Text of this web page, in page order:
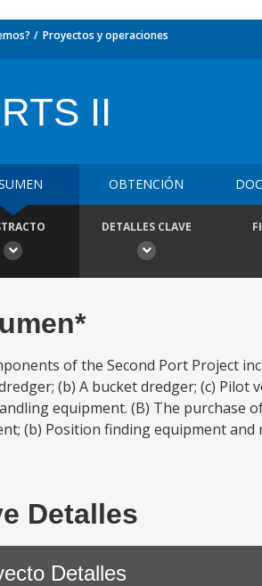
Proyectos y operaciones
II
OBTENCIÓN
DETALLES CLAVE
of the Second Port Project
(b) A bucket dredger; (c) Pilot
equipment. (B) The purchase
(b) Position finding equipment and
Detalles
Detalles